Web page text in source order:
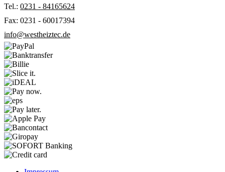
Tel.: 0231 - 84165624
Fax: 0231 - 60017394
info@westheiztec.de